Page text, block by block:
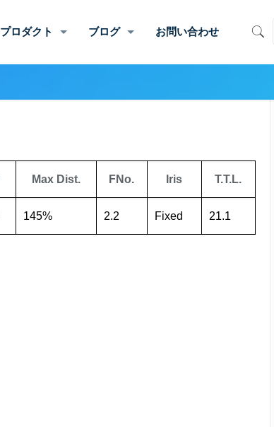
プロダクト ブログ お問い合わせ
Max Dist. FNo. Iris T.T.L.
145% 2.2 Fixed 21.1